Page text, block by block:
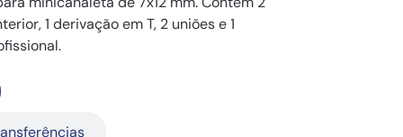
1 derivação em T, 2 uniões e 1